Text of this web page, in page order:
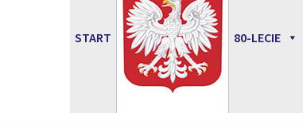
START 80-LECIE